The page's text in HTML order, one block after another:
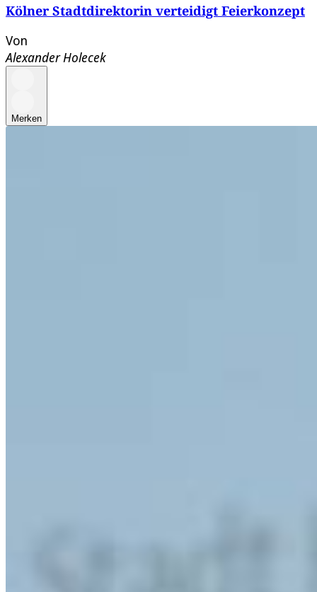
Kölner Stadtdirektorin verteidigt Feierkonzept
Von
Alexander Holecek
Merken